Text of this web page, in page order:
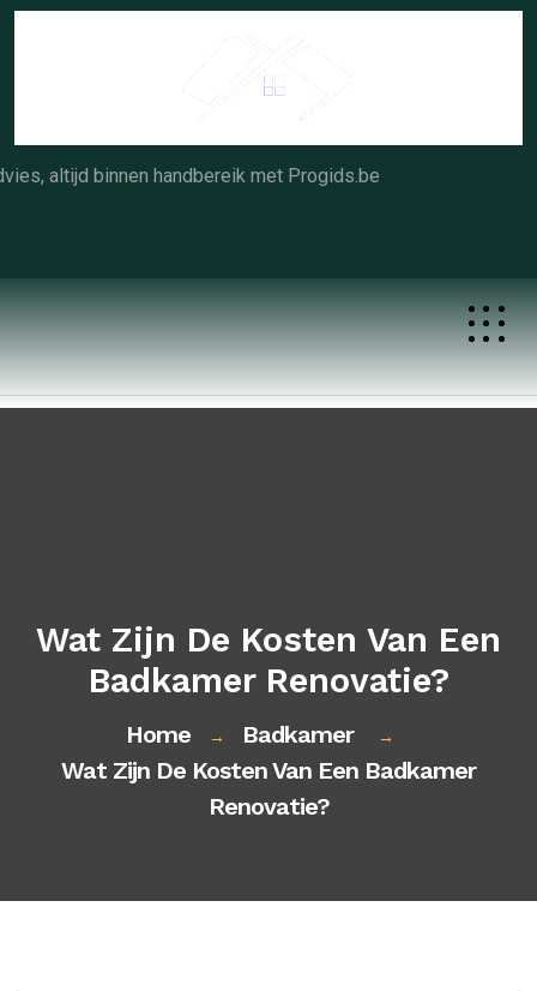
Skip
altijd binnen handbereik met Progids.be
Wat Zijn De Kosten Van Een
Badkamer Renovatie?
Home → Badkamer →
Wat Zijn De Kosten Van Een Badkamer
Renovatie?